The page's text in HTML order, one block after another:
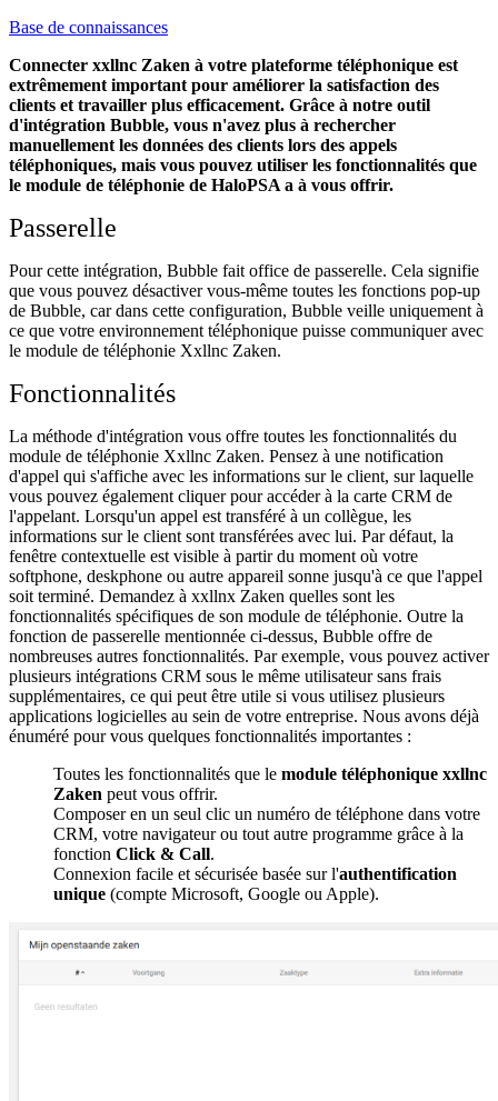
Base de connaissances
Connecter xxllnc Zaken à votre plateforme téléphonique est
extrêmement important pour améliorer la satisfaction des
clients et travailler plus efficacement. Grâce à notre outil
d'intégration Bubble, vous n'avez plus à rechercher
manuellement les données des clients lors des appels
téléphoniques, mais vous pouvez utiliser les fonctionnalités que
le module de téléphonie de HaloPSA a à vous offrir.
Passerelle
Pour cette intégration, Bubble fait office de passerelle. Cela signifie
que vous pouvez désactiver vous-même toutes les fonctions pop-up
de Bubble, car dans cette configuration, Bubble veille uniquement à
ce que votre environnement téléphonique puisse communiquer avec
le module de téléphonie Xxllnc Zaken.
Fonctionnalités
La méthode d'intégration vous offre toutes les fonctionnalités du
module de téléphonie Xxllnc Zaken. Pensez à une notification
d'appel qui s'affiche avec les informations sur le client, sur laquelle
vous pouvez également cliquer pour accéder à la carte CRM de
l'appelant. Lorsqu'un appel est transféré à un collègue, les
informations sur le client sont transférées avec lui. Par défaut, la
fenêtre contextuelle est visible à partir du moment où votre
softphone, deskphone ou autre appareil sonne jusqu'à ce que l'appel
soit terminé. Demandez à xxllnx Zaken quelles sont les
fonctionnalités spécifiques de son module de téléphonie. Outre la
fonction de passerelle mentionnée ci-dessus, Bubble offre de
nombreuses autres fonctionnalités. Par exemple, vous pouvez activer
plusieurs intégrations CRM sous le même utilisateur sans frais
supplémentaires, ce qui peut être utile si vous utilisez plusieurs
applications logicielles au sein de votre entreprise. Nous avons déjà
énuméré pour vous quelques fonctionnalités importantes :
Toutes les fonctionnalités que le module téléphonique xxllnc
Zaken peut vous offrir.
Composer en un seul clic un numéro de téléphone dans votre
CRM, votre navigateur ou tout autre programme grâce à la
fonction Click & Call.
Connexion facile et sécurisée basée sur l'authentification
unique (compte Microsoft, Google ou Apple).